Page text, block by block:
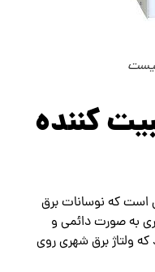
چیست
کننده
است که نوسانات برق
را روی ۲۲۰ ولت شهری به صورت دائمی و
ولتاژ برق شهری روی